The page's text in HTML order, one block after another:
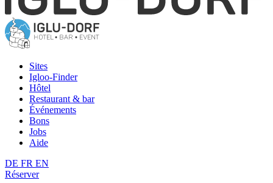
Sites
Igloo-Finder
Hôtel
Restaurant & bar
Événements
Bons
Jobs
Aide
DE FR EN
Réserver